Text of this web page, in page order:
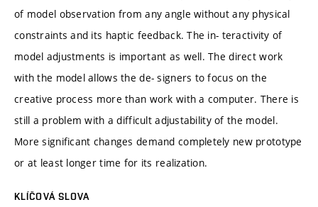
of model observation from any angle without any physical
constraints and its haptic feedback. The in- teractivity of
model adjustments is important as well. The direct work
with the model allows the de- signers to focus on the
creative process more than work with a computer. There is
still a problem with a difficult adjustability of the model.
More significant changes demand completely new prototype
or at least longer time for its realization.
KLÍČOVÁ SLOVA